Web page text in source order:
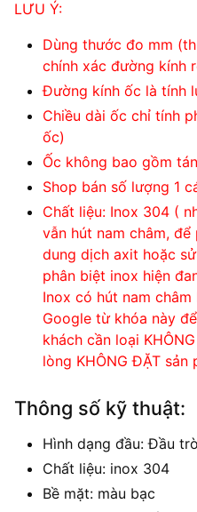
LƯU Ý:
Dùng thước đo mm
chính xác đường kính
Đường kính ốc là tính
Chiều dài ốc chỉ tính
ốc)
Ốc không bao gồm
Shop bán số lượng 1
Chất liệu: Inox 304 (
vẫn hút nam châm,
dung dịch axit hoặc
phân biệt inox hiện
Inox có hút nam
Google từ khóa này
khách cần loại
lòng KHÔNG ĐẶT sản
Thông số kỹ thuật:
Hình dạng đầu: Đầu
Chất liệu: inox 304
Bề mặt: màu bạc